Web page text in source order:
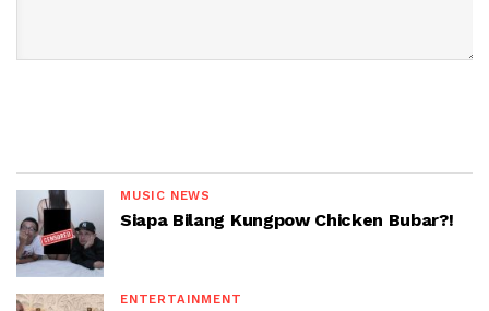
MUSIC NEWS
Siapa Bilang Kungpow Chicken Bubar?!
ENTERTAINMENT